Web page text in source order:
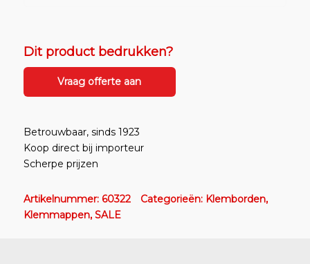
Dit product bedrukken?
Vraag offerte aan
Betrouwbaar, sinds 1923
Koop direct bij importeur
Scherpe prijzen
Artikelnummer: 60322 Categorieën: Klemborden,
Klemmappen, SALE